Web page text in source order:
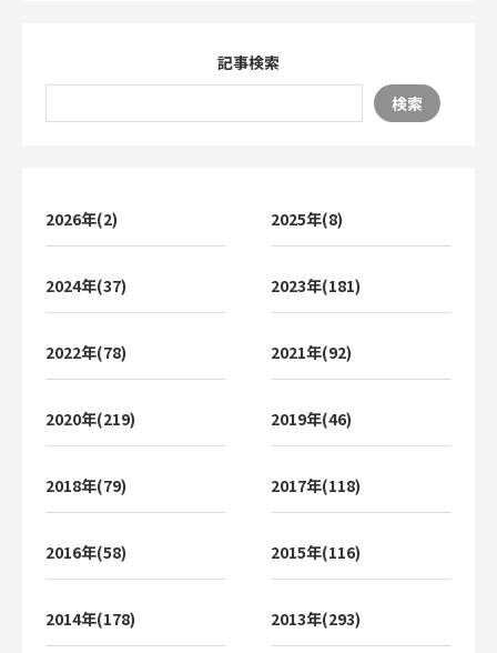
記事検索
検索
2026年(2) 2025年(8)
2024年(37) 2023年(181)
2022年(78) 2021年(92)
2020年(219) 2019年(46)
2018年(79) 2017年(118)
2016年(58) 2015年(116)
2014年(178) 2013年(293)